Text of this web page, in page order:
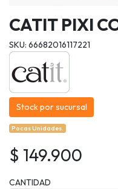
CATIT PIXI
SKU: 66682016117221
Stock por sucursal
Pocas Unidades.
$ 149.900
CANTIDAD